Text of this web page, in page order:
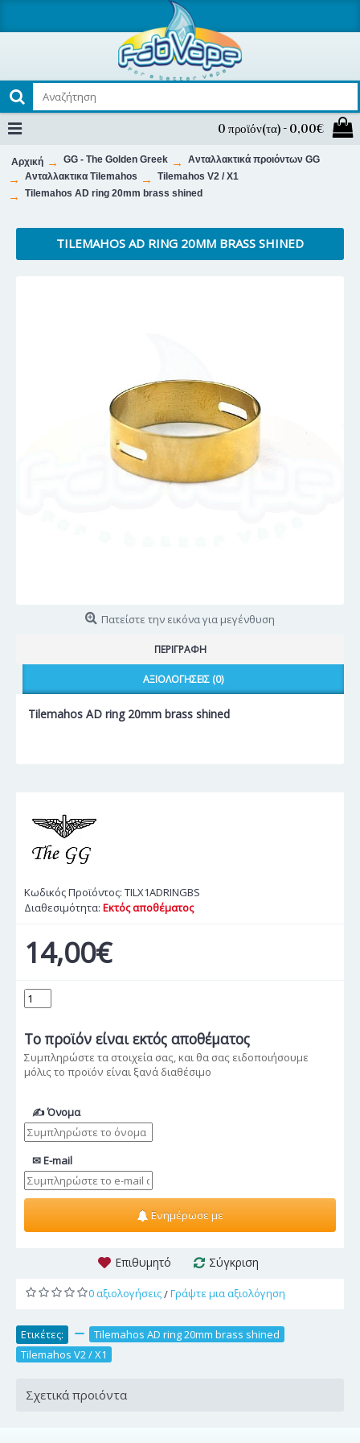
0 προϊόν(τα) - 0,00€
Αρχική GG - The Golden Greek
Ανταλλακτικά προιόντων GG
Ανταλλακτικα Tilemahos
Tilemahos V2 / X1
Tilemahos AD ring 20mm brass shined
TILEMAHOS AD RING 20MM BRASS SHINED
Πατείστε την εικόνα για μεγένθυση
ΠΕΡΙΓΡΑΦΉ
ΑΞΙΟΛΟΓΉΣΕΙΣ (0)
Tilemahos AD ring 20mm brass shined
Κωδικός Προϊόντος: TILX1ADRINGBS
Διαθεσιμότητα: Εκτός αποθέματος
14,00€
Το προϊόν είναι εκτός αποθέματος
Συμπληρώστε τα στοιχεία σας, και θα σας ειδοποιήσουμε
μόλις το προϊόν είναι ξανά διαθέσιμο
✍ Όνομα
✉ E-mail
Ενημέρωσε με
Επιθυμητό Σύγκριση
0 αξιολογήσεις/Γράψτε μια αξιολόγηση
Ετικέτες: Tilemahos AD ring 20mm brass shined
Tilemahos V2 / X1
Σχετικά προιόντα